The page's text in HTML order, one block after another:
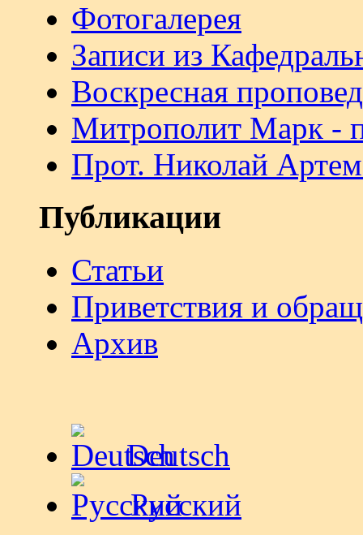
Фотогалерея
Записи из
Воскресная
Митрополит Марк -
Прот. Николай
Публикации
Статьи
Приветствия и
Архив
Deutsch
Русский